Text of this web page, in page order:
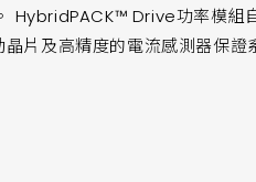
Drive功率模組
片及高精度的電流感測器保證